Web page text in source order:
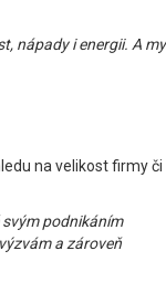
nápady i energii. A my
na velikost firmy či
svým podnikáním
a zároveň